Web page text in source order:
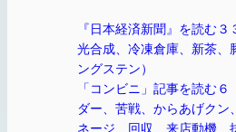
『日本経済新聞』を読む
光合成、冷凍倉庫、新茶、
ングステン）
「コンビニ」記事を読む
ダー、苦戦、からあげクン
ネージ、回収、来店動機、